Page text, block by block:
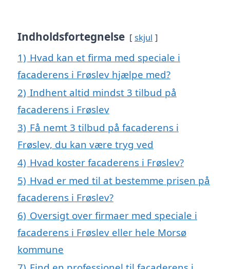
Indholdsfortegnelse skjul
1) Hvad kan et firma med speciale i
facaderens i Frøslev hjælpe med?
2) Indhent altid mindst 3 tilbud på
facaderens i Frøslev
3) Få nemt 3 tilbud på facaderens i
Frøslev, du kan være tryg ved
4) Hvad koster facaderens i Frøslev?
5) Hvad er med til at bestemme prisen på
facaderens i Frøslev?
6) Oversigt over firmaer med speciale i
facaderens i Frøslev eller hele Morsø
kommune